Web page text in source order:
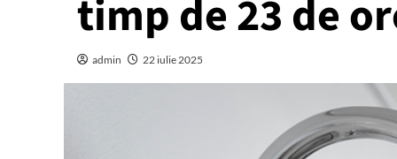
timp de 23 de
admin 22 iulie 2025